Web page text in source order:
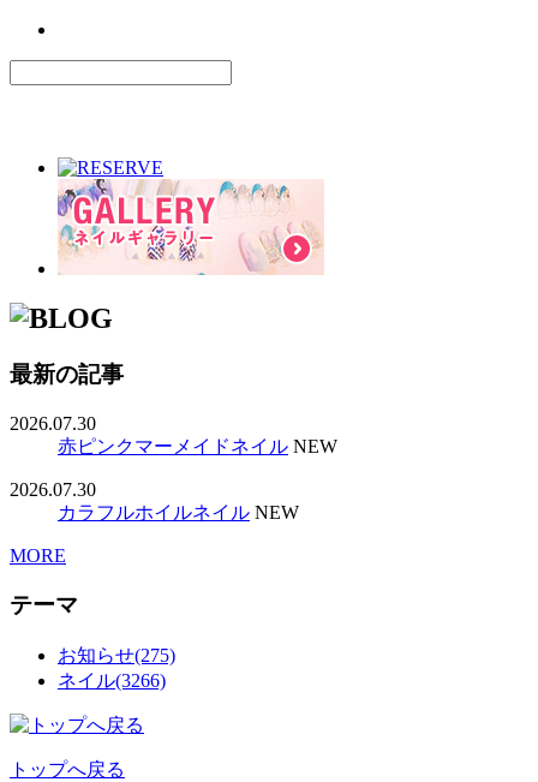
最新の記事
2026.07.30
赤ピンクマーメイドネイル NEW
2026.07.30
カラフルホイルネイル NEW
MORE
テーマ
お知らせ(275)
ネイル(3266)
トップへ戻る